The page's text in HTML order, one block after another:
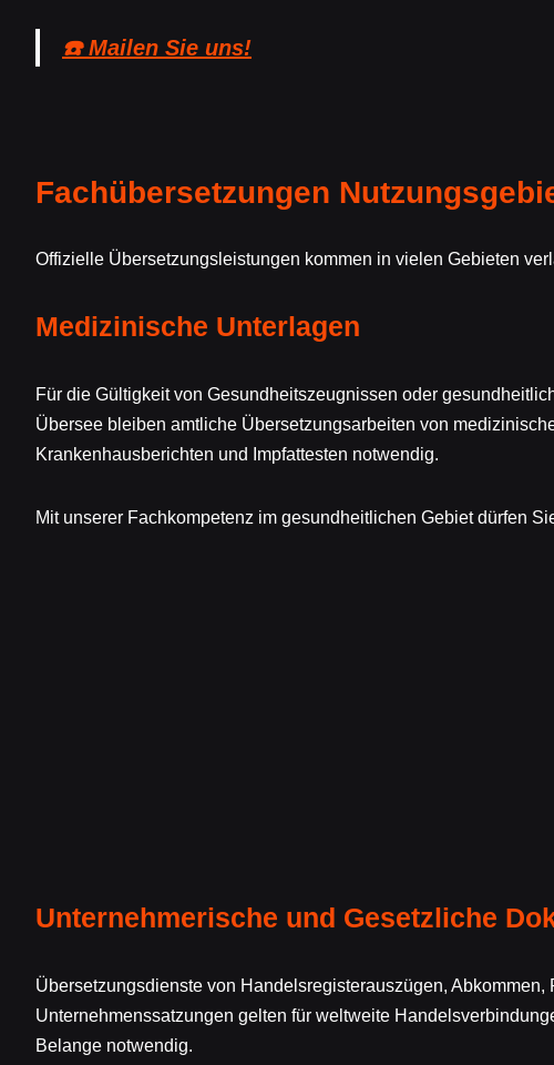
☎️ Mailen Sie uns!
Fachübersetzungen
Offizielle Übersetzungsleistungen kommen in vielen Gebieten
Medizinische Unterlagen
Für die Gültigkeit von Gesundheitszeugnissen oder
Übersee bleiben amtliche Übersetzungsarbeiten von
Krankenhausberichten und Impfattesten notwendig.
Mit unserer Fachkompetenz im gesundheitlichen Gebiet dürfen
Unternehmerische und Gesetzliche
Übersetzungsdienste von Handelsregisterauszügen, Abkommen,
Unternehmenssatzungen gelten für weltweite
Belange notwendig.